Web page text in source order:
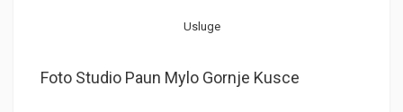
Usluge
Foto Studio Paun Mylo Gornje Kusce